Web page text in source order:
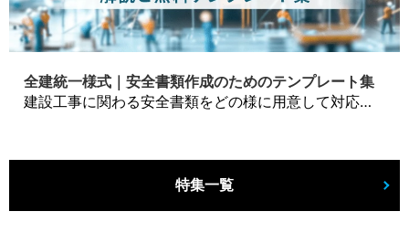
全建統一様式｜安全書類作成のためのテンプレート集
建設工事に関わる安全書類をどの様に用意して対応するか？関連書式テンプレートから書き方の注意点などの役立つコラムをbizoceanがお届けします。
特集一覧